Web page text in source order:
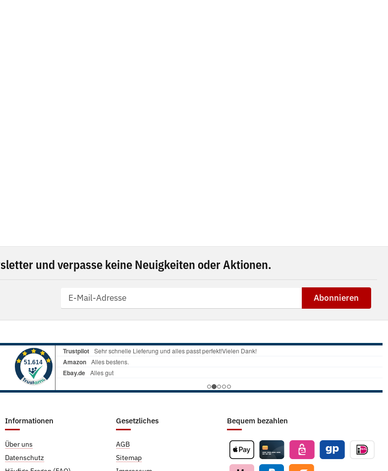
und verpasse keine Neuigkeiten oder Aktionen.
Abonnieren
Informationen
Über uns
Datenschutz
Gesetzliches
AGB
Sitemap
Bequem bezahlen